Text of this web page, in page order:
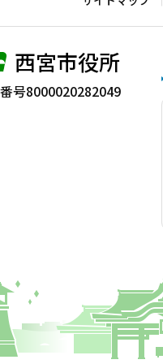
西宮市役所
号8000020282049